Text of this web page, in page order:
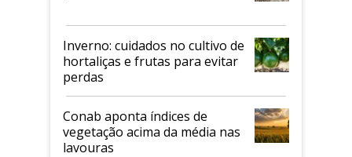
Inverno: cuidados no cultivo de
hortaliças e frutas para evitar
perdas
Conab aponta índices de
vegetação acima da média nas
lavouras